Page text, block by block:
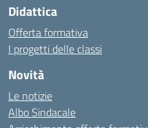
Didattica
Offerta formativa
I progetti delle classi
Novità
Le notizie
Albo Sindacale